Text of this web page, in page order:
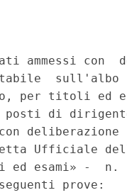
ammessi con
per titoli ed
posti di
Ufficiale
ed esami» -
prove: